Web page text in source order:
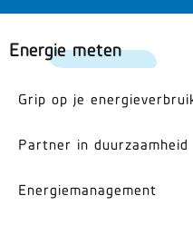
Energie meten
Grip op je
Partner in duurzaamheid
Energiemanagement